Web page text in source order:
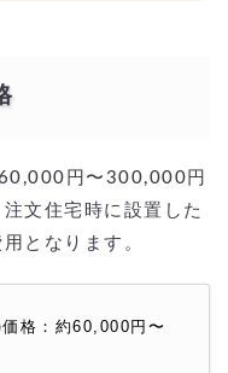
円〜300,000円
文住宅時に設置した
となります。
価格：約60,000円〜